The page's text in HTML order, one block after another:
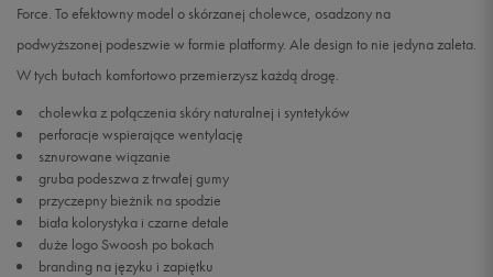
39 25 cm Powiadom o dostępności
40 25,5 cm
40,5 26 cm Powiadom o dostępności
41 26,5 cm
27 cm
Force. To efektowny model o skórzanej cholewce, osadzony na
podwyższonej podeszwie w formie platformy. Ale design to nie jedyna zaleta.
W tych butach komfortowo przemierzysz każdą drogę.
cholewka z połączenia skóry naturalnej i syntetyków
perforacje wspierające wentylację
sznurowane wiązanie
gruba podeszwa z trwałej gumy
przyczepny bieżnik na spodzie
biała kolorystyka i czarne detale
duże logo Swoosh po bokach
branding na języku i zapiętku